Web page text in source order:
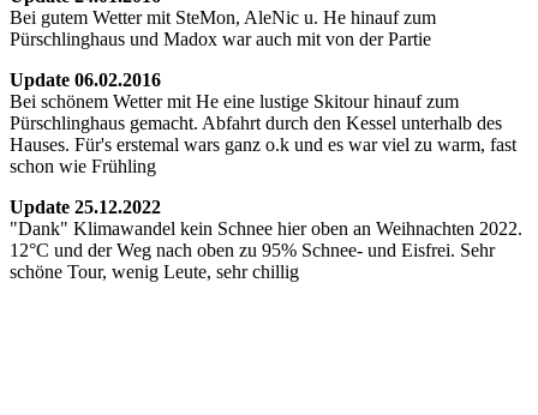
Bei gutem Wetter mit SteMon, AleNic u. He hinauf zum
Pürschlinghaus und Madox war auch mit von der Partie
Update 06.02.2016
Bei schönem Wetter mit He eine lustige Skitour hinauf zum
Pürschlinghaus gemacht. Abfahrt durch den Kessel unterhalb des
Hauses. Für's erstemal wars ganz o.k und es war viel zu warm, fast
schon wie Frühling
Update 25.12.2022
"Dank" Klimawandel kein Schnee hier oben an Weihnachten 2022.
12°C und der Weg nach oben zu 95% Schnee- und Eisfrei. Sehr
schöne Tour, wenig Leute, sehr chillig